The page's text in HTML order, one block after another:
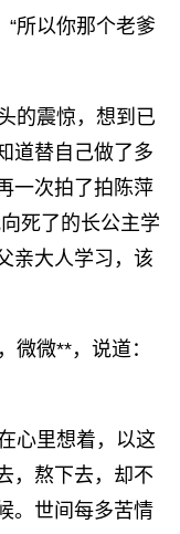
所以你那个老爹
的震惊，想到已
道替自己做了多
一次拍了拍陈萍
死了的长公主学
亲大人学习，该
微**，说道：
心里想着，以这
，熬下去，却不
。世间每多苦情